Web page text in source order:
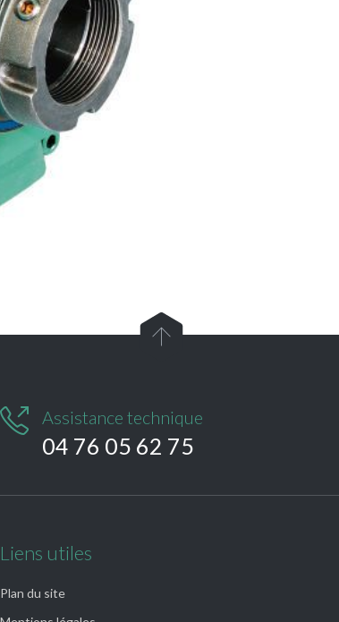

 Assistance technique
04 76 05 62 75
Liens utiles
Plan du site